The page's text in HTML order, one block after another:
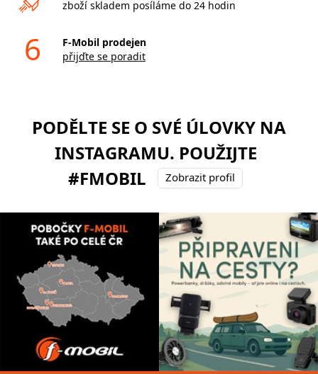
zboží skladem posíláme do 24 hodin
6
F-Mobil prodejen
přijďte se poradit
PODĚLTE SE O SVÉ ÚLOVKY NA
INSTAGRAMU. POUŽIJTE
#FMOBIL
Zobrazit profil